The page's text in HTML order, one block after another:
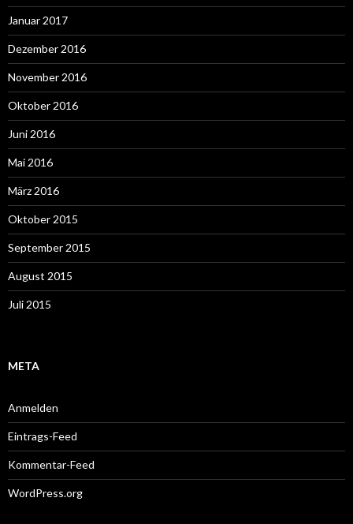
Januar 2017
Dezember 2016
November 2016
Oktober 2016
Juni 2016
Mai 2016
März 2016
Oktober 2015
September 2015
August 2015
Juli 2015
META
Anmelden
Eintrags-Feed
Kommentar-Feed
WordPress.org